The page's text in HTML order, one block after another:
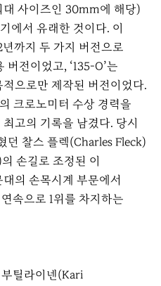
사이즈인 30mm에 해당)
에서 유래한 것이다. 이
까지 두 가지 버전으로
버전이었고, ‘135-O’는
으로만 제작된 버전이었다.
크로노미터 수상 경력을
고의 기록을 남겼다. 당시
던 찰스 플렉(Charles Fleck)
손길로 조정된 이
의 손목시계 부문에서
속으로 1위를 차지하는
틸라이넨(Kari